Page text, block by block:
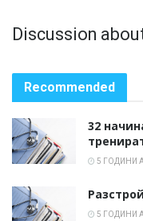
Discussion
Recommended
32
5 ГОДИНИ
5 ГОДИНИ